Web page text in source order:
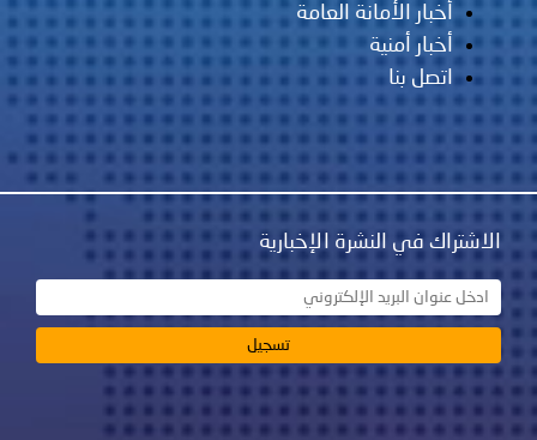
أخبار الأمانة العامة
أخبار أمنية
اتصل بنا
الاشتراك في النشرة الإخبارية